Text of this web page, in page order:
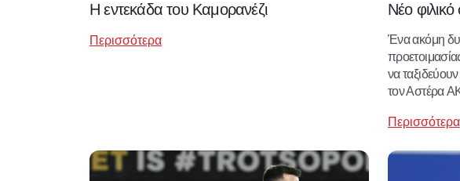
Η εντεκάδα του Καμορανέζι
Περισσότερα
Νέο
Ένα ακόμη
να
τον Αστέρα
Περισσότερα